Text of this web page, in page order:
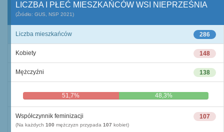
LICZBA I PŁEĆ MIESZKAŃCÓW WSI NIEPRZEŚNIA
(Źródło: GUS, NSP 2021)
286
Liczba mieszkańców
148
Kobiety
138
Mężczyźni
51,7% 48,3%
107
Współczynnik feminizacji
(Na każdych 100 mężczyzn przypada 107 kobiet)